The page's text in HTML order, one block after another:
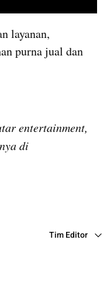
layanan,
purna jual dan
entertainment,
Tim Editor